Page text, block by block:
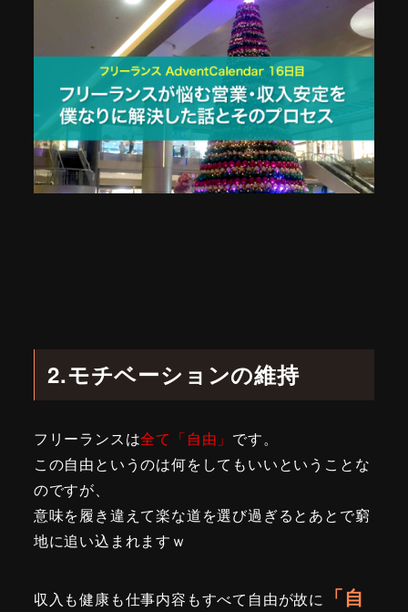
2.モチベーションの維持
フリーランスは全て「自由」 です。
この自由というのは何をしてもいいということな
のですが、
意味を履き違えて楽な道を選び過ぎるとあとで窮
地に追い込まれますｗ
収入も健康も仕事内容もすべて自由が故に
「自